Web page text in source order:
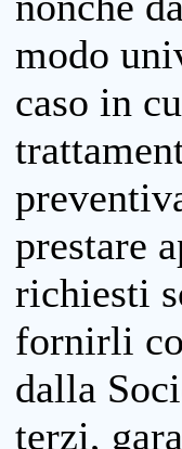
modo
caso in
prestare
richiesti
fornirli
dalla
terzi,